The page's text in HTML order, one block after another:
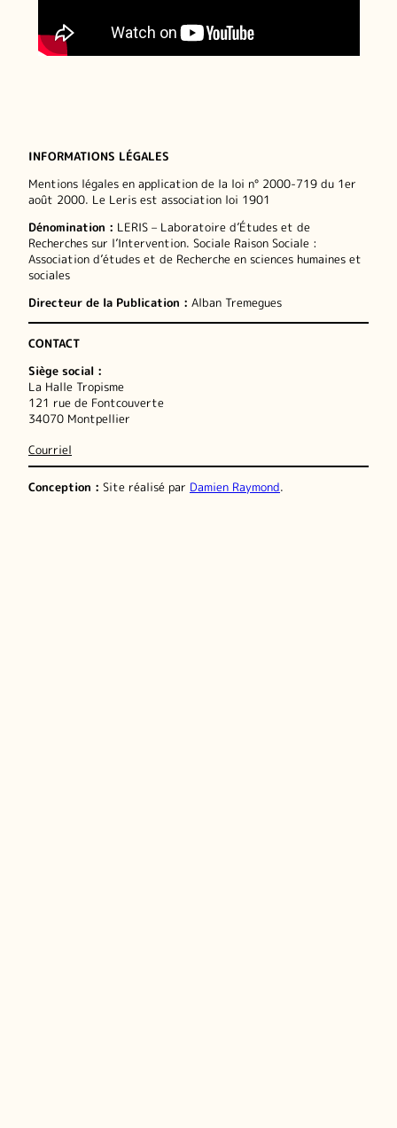
INFORMATIONS LÉGALES
Mentions légales en application de la loi n° 2000-719 du 1er
août 2000. Le Leris est association loi 1901
Dénomination : LERIS – Laboratoire d’Études et de
Recherches sur l’Intervention. Sociale Raison Sociale :
Association d’études et de Recherche en sciences humaines et
sociales
Directeur de la Publication : Alban Tremegues
CONTACT
Siège social :
La Halle Tropisme
121 rue de Fontcouverte
34070 Montpellier
Courriel
Conception : Site réalisé par Damien Raymond.